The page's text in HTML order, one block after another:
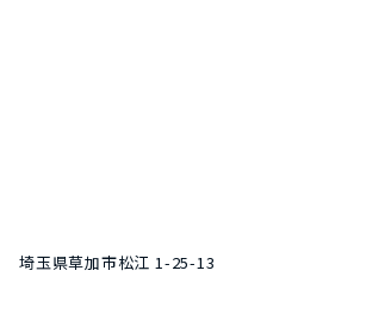
埼玉県草加市松江 1-25-13